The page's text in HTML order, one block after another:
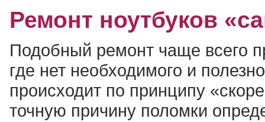
Ремонт ноутбуков
Подобный ремонт чаще всего
где нет необходимого и
происходит по принципу
точную причину поломки